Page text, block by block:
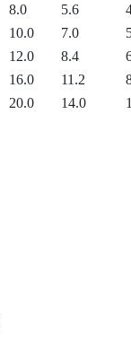
8.0 5.6
10.0 7.0
12.0 8.4
16.0 11.2
20.0 14.0